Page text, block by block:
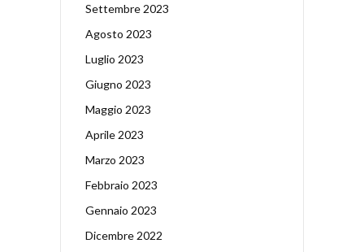
Settembre 2023
Agosto 2023
Luglio 2023
Giugno 2023
Maggio 2023
Aprile 2023
Marzo 2023
Febbraio 2023
Gennaio 2023
Dicembre 2022